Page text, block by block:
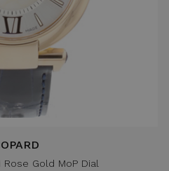
Rose Gold MoP Dial